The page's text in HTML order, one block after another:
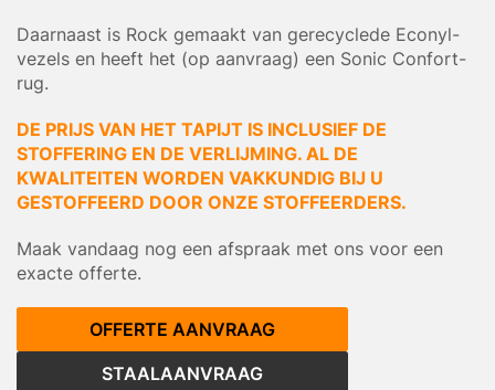
Daarnaast is Rock gemaakt van gerecyclede Econyl-
vezels en heeft het (op aanvraag) een Sonic Confort-
rug.
DE PRIJS VAN HET TAPIJT IS INCLUSIEF DE
STOFFERING EN DE VERLIJMING. AL DE
KWALITEITEN WORDEN VAKKUNDIG BIJ U
GESTOFFEERD DOOR ONZE STOFFEERDERS.
Maak vandaag nog een afspraak met ons voor een
exacte offerte.
OFFERTE AANVRAAG
STAALAANVRAAG